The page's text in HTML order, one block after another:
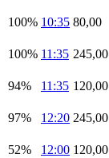
100% 10:35 80,00
100% 11:35 245,00
94% 11:35 120,00
97% 12:20 245,00
52% 12:00 120,00